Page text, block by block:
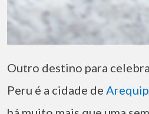
Outro destino para
Peru é a cidade de